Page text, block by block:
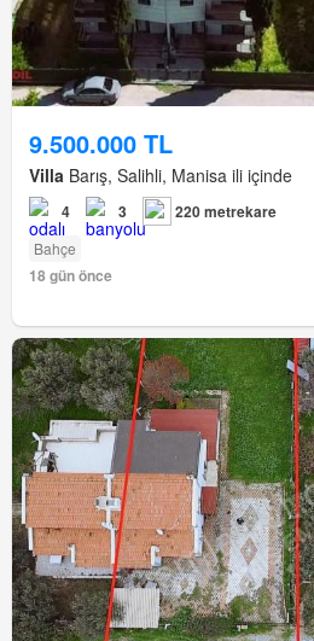
9.500.000 TL
Villa Barış, Salihli, Manisa ili içinde
4 3 220 metrekare
Bahçe
18 gün önce